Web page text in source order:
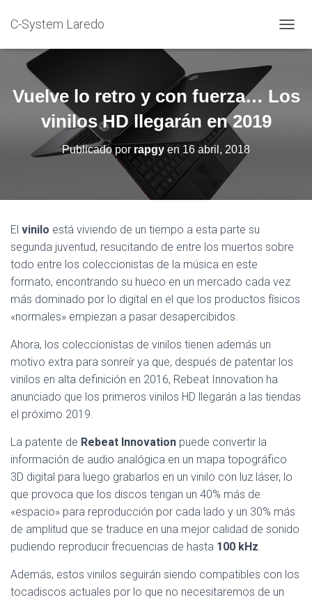
C-System Laredo
A
A
E
C
I
Vuelve lo retro y con fuerza… Los
vinilos HD llegarán en 2019
Publicado por rapgyen16 abril, 2018
El vinilo está viviendo de un tiempo a esta parte su
segunda juventud, resucitando de entre los muertos sobre
todo entre los coleccionistas de la música en este
formato, encontrando su hueco en un mercado cada vez
más dominado por lo digital en el que los productos físicos
«normales» empiezan a pasar desapercibidos.
Ahora, los coleccionistas de vinilos tienen además un
motivo extra para sonreír ya que, después de patentar los
vinilos en alta definición en 2016, Rebeat Innovation ha
anunciado que los primeros vinilos HD llegarán a las tiendas
el próximo 2019.
La patente de Rebeat Innovation puede convertir la
información de audio analógica en un mapa topográfico
3D digital para luego grabarlos en un vinilo con luz láser, lo
que provoca que los discos tengan un 40% más de
«espacio» para reproducción por cada lado y un 30% más
de amplitud que se traduce en una mejor calidad de sonido
pudiendo reproducir frecuencias de hasta 100 kHz.
Además, estos vinilos seguirán siendo compatibles con los
tocadiscos actuales por lo que no necesitaremos de un